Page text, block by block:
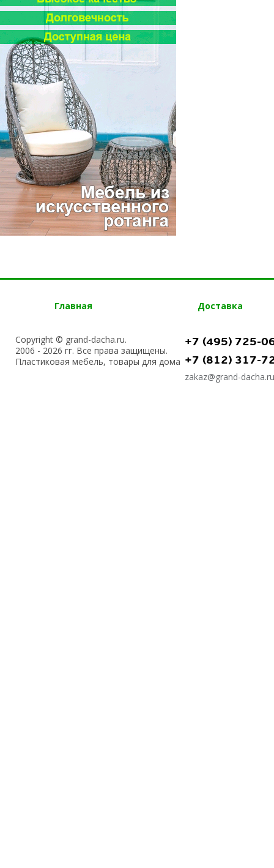
Главная Доставка
Copyright © grand-dacha.ru.
2006 - 2026 гг. Все права защищены.
Пластиковая мебель, товары для дома
+7 (495) 725-
+7 (812) 317-
zakaz@grand-dacha.ru